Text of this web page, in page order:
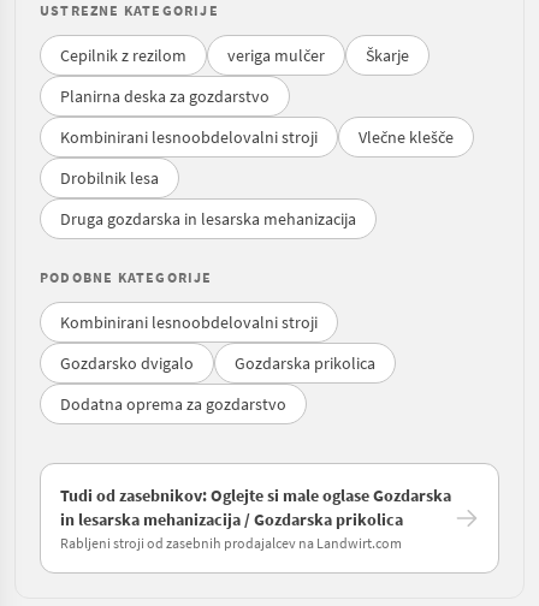
USTREZNE KATEGORIJE
Cepilnik z rezilom veriga mulčer
Škarje
Planirna deska za gozdarstvo
Kombinirani lesnoobdelovalni stroji
Vlečne klešče
Drobilnik lesa
Druga gozdarska in lesarska mehanizacija
PODOBNE KATEGORIJE
Kombinirani lesnoobdelovalni stroji
Gozdarsko dvigalo
Gozdarska prikolica
Dodatna oprema za gozdarstvo
Tudi od zasebnikov: Oglejte si male oglase Gozdarska
in lesarska mehanizacija / Gozdarska prikolica
Rabljeni stroji od zasebnih prodajalcev na Landwirt.com